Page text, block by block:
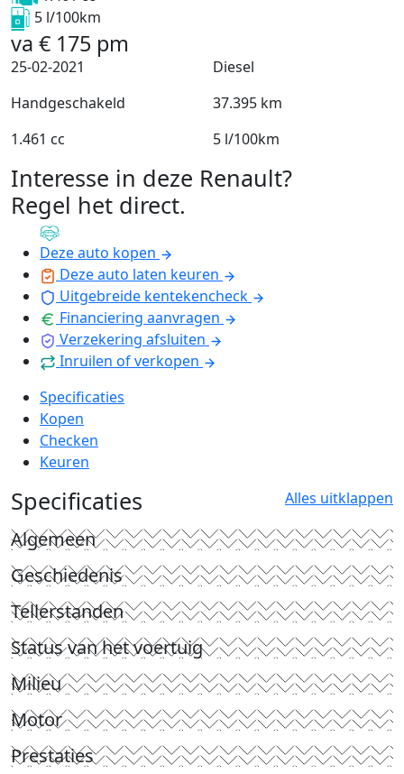
5 l/100km
va € 175 pm
25-02-2021
Diesel
Handgeschakeld
37.395 km
1.461 cc
5 l/100km
Interesse in deze Renault?
Regel het direct.
Deze auto kopen
Deze auto laten keuren
Uitgebreide kentekencheck
Financiering aanvragen
Verzekering afsluiten
Inruilen of verkopen
Specificaties
Kopen
Checken
Keuren
Specificaties Alles uitklappen
Algemeen
Geschiedenis
Tellerstanden
Status van het voertuig
Milieu
Motor
Prestaties